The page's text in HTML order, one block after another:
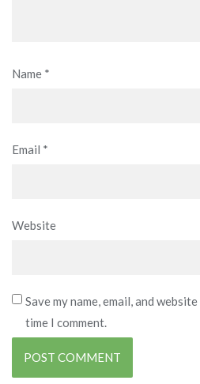
Name *
Email *
Website
Save my name, email, and
time I comment.